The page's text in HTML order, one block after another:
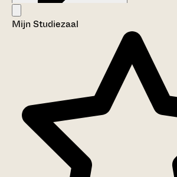
Aanwijzingen voor de gebruiker
Mijn Studiezaal